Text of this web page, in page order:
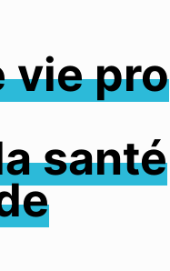
vie pro
santé